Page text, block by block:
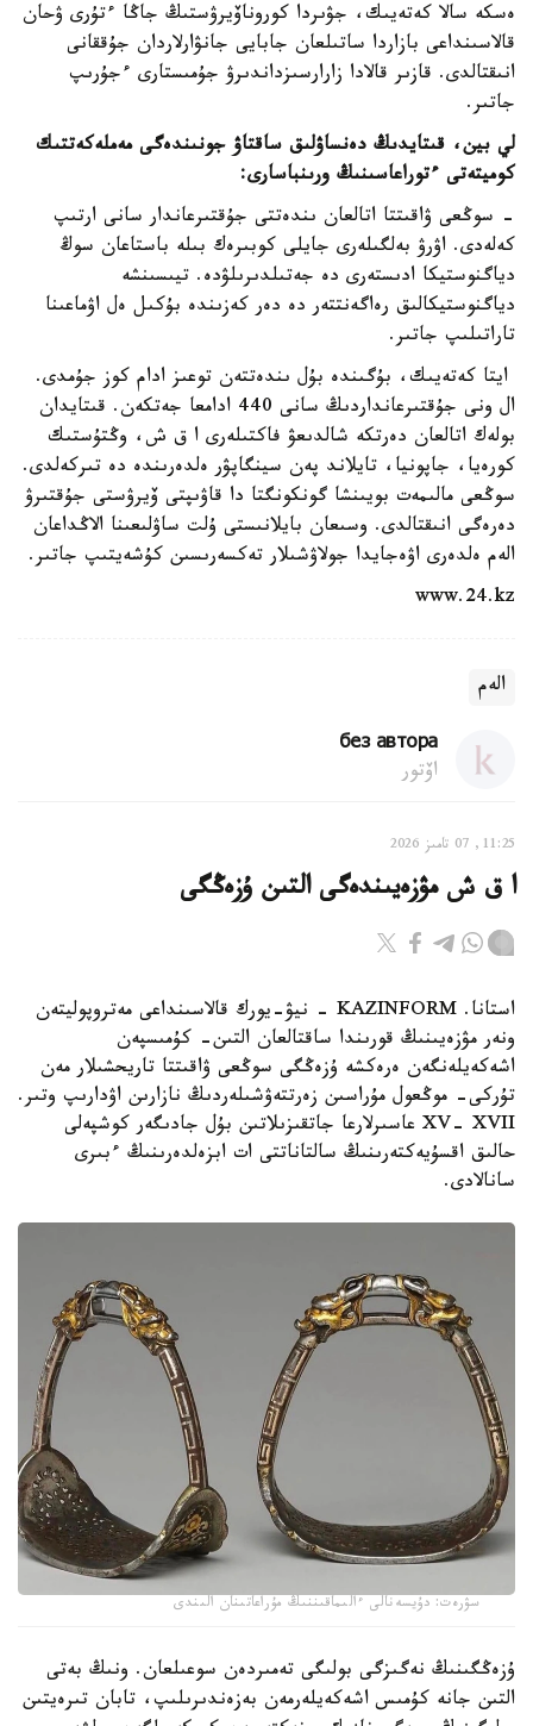
ەسكە سالا كەتەيىك، جۋىردا كوروناۆيرۋستىڭ جاڭا ءتۇرى ۋحان
قالاسىنداعى بازاردا ساتىلعان جابايى جانۋارلاردان جۇققانى
انىقتالدى. قازىر قالادا زارارسىزداندىرۋ جۇمىستارى ءجۇرىپ
جاتىر.
لي بين، قىتايدىڭ دەنساۋلىق ساقتاۋ جونىندەگى مەملەكەتتىك
كوميتەتى ءتوراعاسىنىڭ ورىنباسارى:
- سوڭعى ۋاقىتتا اتالعان ىندەتتى جۇقتىرعاندار سانى ارتىپ
كەلەدى. اۋرۋ بەلگىلەرى جايلى كوبىرەك بىلە باستاعان سوڭ
دياگنوستيكا ادىستەرى دە جەتىلدىرىلۋدە. تيىسىنشە
دياگنوستيكالىق رەاگەنتتەر دە دەر كەزىندە بۇكىل ەل اۋماعىنا
تاراتىلىپ جاتىر.
ايتا كەتەيىك، بۇگىندە بۇل ىندەتتەن توعىز ادام كوز جۇمدى.
ال ونى جۇقتىرعانداردىڭ سانى 440 ادامعا جەتكەن. قىتايدان
بولەك اتالعان دەرتكە شالدىعۋ فاكتىلەرى ا ق ش، وڭتۇستىك
كورەيا، جاپونيا، تايلاند پەن سينگاپۋر ەلدەرىندە دە تىركەلدى.
سوڭعى مالىمەت بويىنشا گونكونگتا دا قاۋىپتى ۆيرۋستى جۇقتىرۋ
دەرەگى انىقتالدى. وسىعان بايلانىستى ۇلت ساۋلىعىنا الاڭداعان
الەم ەلدەرى اۋەجايدا جولاۋشىلار تەكسەرىسىن كۇشەيتىپ جاتىر.
www.24.kz
الەم
без автора
اۆتور
11:25, 07 تامىز 2026
ا ق ش مۋزەيىندەگى التىن ۇزەڭگى
استانا. KAZINFORM - نيۋ-يورك قالاسىنداعى مەتروپوليتەن
ونەر مۋزەيىنىڭ قورىندا ساقتالعان التىن- كۇمىسپەن
اشەكەيلەنگەن ەرەكشە ۇزەڭگى سوڭعى ۋاقىتتا تاريحشىلار مەن
تۇركى- موڭعول مۇراسىن زەرتتەۋشىلەردىڭ نازارىن اۋدارىپ وتىر.
XV- XVII عاسىرلارعا جاتقىزىلاتىن بۇل جادىگەر كوشپەلى
حالىق اقسۇيەكتەرىنىڭ سالتاناتتى ات ابزەلدەرىنىڭ ءبىرى
سانالادى.
سۋرەت: دۇيسەنالى ءالىماقىننىڭ مۇراعاتىنان الىندى
ۇزەڭگىنىڭ نەگىزگى بولىگى تەمىردەن سوعىلعان. ونىڭ بەتى
التىن جانە كۇمىس اشەكەيلەرمەن بەزەندىرىلىپ، تابان تىرەيتىن